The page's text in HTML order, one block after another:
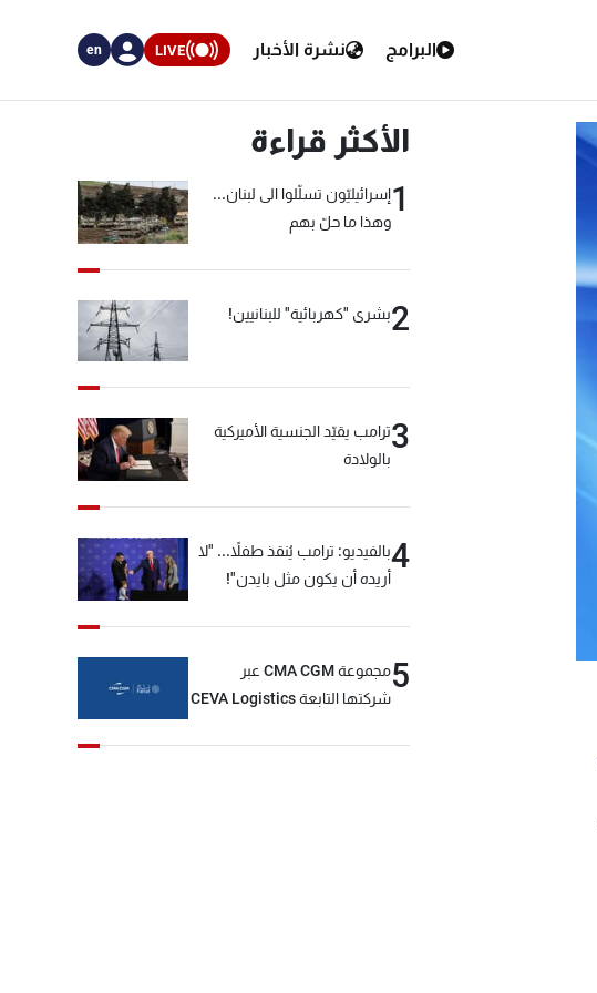
البرامج نشرة الأخبار LIVE
en
الأكثر قراءة
1إسرائيليّون تسلّلوا الى لبنان...
وهذا ما حلّ بهم
2بشرى "كهربائية" للبنانيين!
3ترامب يقيّد الجنسية الأميركية
بالولادة
4بالفيديو: ترامب يُنقذ طفلاً... "لا
أريده أن يكون مثل بايدن"!
5
مجموعة CMA CGM عبر
شركتها التابعة CEVA Logistics